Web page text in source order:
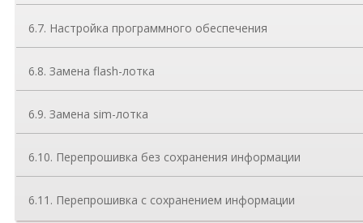
6.7. Настройка программного обеспечения
6.8. Замена flash-лотка
6.9. Замена sim-лотка
6.10. Перепрошивка без сохранения информации
6.11. Перепрошивка с сохранением информации